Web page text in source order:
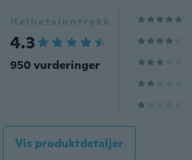
Helhetsinntrykk
4.3
950 vurderinger
Vis produktdetaljer